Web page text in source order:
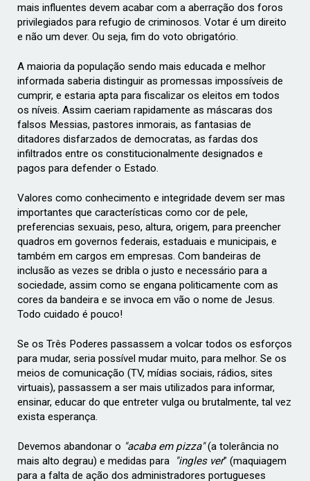
mais influentes devem acabar com a aberração dos foros
privilegiados para refugio de criminosos. Votar é um direito
e não um dever. Ou seja, fim do voto obrigatório.
A maioria da população sendo mais educada e melhor
informada saberia distinguir as promessas impossíveis de
cumprir, e estaria apta para fiscalizar os eleitos em todos
os níveis. Assim caeriam rapidamente as máscaras dos
falsos Messias, pastores inmorais, as fantasias de
ditadores disfarzados de democratas, as fardas dos
infiltrados entre os constitucionalmente designados e
pagos para defender o Estado.
Valores como conhecimento e integridade devem ser mas
importantes que características como cor de pele,
preferencias sexuais, peso, altura, origem, para preencher
quadros em governos federais, estaduais e municipais, e
também em cargos em empresas. Com bandeiras de
inclusão as vezes se dribla o justo e necessário para a
sociedade, assim como se engana politicamente com as
cores da bandeira e se invoca em vão o nome de Jesus.
Todo cuidado é pouco!
Se os Três Poderes passassem a volcar todos os esforços
para mudar, seria possível mudar muito, para melhor. Se os
meios de comunicação (TV, mídias sociais, rádios, sites
virtuais), passassem a ser mais utilizados para informar,
ensinar, educar do que entreter vulga ou brutalmente, tal vez
exista esperança.
Devemos abandonar o "acaba em pizza"(a tolerância no
mais alto degrau) e medidas para
"ingles ver" (maquiagem
para a falta de ação dos administradores portugueses